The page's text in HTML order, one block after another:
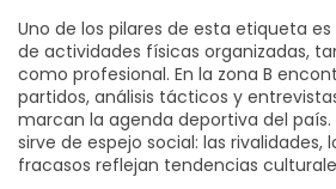
Uno de los pilares de esta etiqueta es
de actividades físicas organizadas,
como profesional. En la zona B
partidos, análisis tácticos y
marcan la agenda deportiva del
sirve de espejo social: las rivalidades,
fracasos reflejan tendencias